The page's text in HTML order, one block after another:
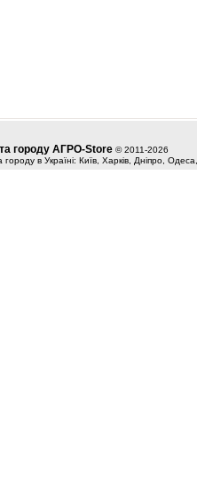
та городу АГРО-Store © 2011-2026
в Україні: Київ, Харків, Дніпро,